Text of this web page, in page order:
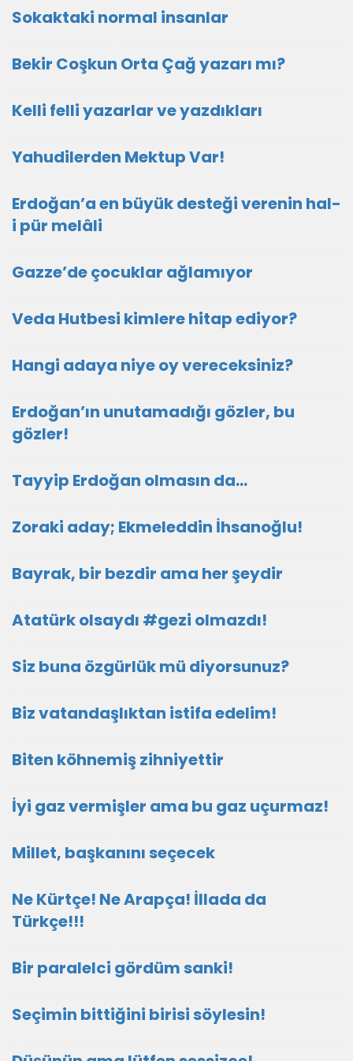
Sokaktaki normal insanlar
Bekir Coşkun Orta Çağ yazarı mı?
Kelli felli yazarlar ve yazdıkları
Yahudilerden Mektup Var!
Erdoğan’a en büyük desteği verenin hal-
i pür melâli
Gazze’de çocuklar ağlamıyor
Veda Hutbesi kimlere hitap ediyor?
Hangi adaya niye oy vereceksiniz?
Erdoğan’ın unutamadığı gözler, bu
gözler!
Tayyip Erdoğan olmasın da…
Zoraki aday; Ekmeleddin İhsanoğlu!
Bayrak, bir bezdir ama her şeydir
Atatürk olsaydı #gezi olmazdı!
Siz buna özgürlük mü diyorsunuz?
Biz vatandaşlıktan istifa edelim!
Biten köhnemiş zihniyettir
İyi gaz vermişler ama bu gaz uçurmaz!
Millet, başkanını seçecek
Ne Kürtçe! Ne Arapça! İllada da
Türkçe!!!
Bir paralelci gördüm sanki!
Seçimin bittiğini birisi söylesin!